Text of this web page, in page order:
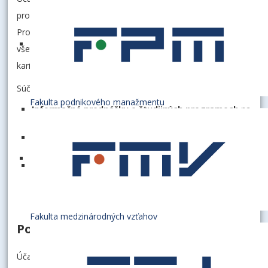
Fakulta podnikového manažmentu
Fakulta medzinárodných vzťahov
prostredie najväčšej ekonomickej univerzity na Slovensku.
Program bol zostavený tak, aby návštevníkom poskytol
všetky dôležité informácie o možnostiach štúdia a
kariérnom uplatnení.
Súčasťou DOD boli:
Informačné prednášky o študijných programoch na
ktorí sa podelili o svoje skúsenosti.
Možnosť konzultovať podmienky prijímacieho
a študijné plány s odborníkmi.
Pozitívne ohlasy uchádzačov
Účastníci Dňa otvorených dverí ocenili nielen kvalitný